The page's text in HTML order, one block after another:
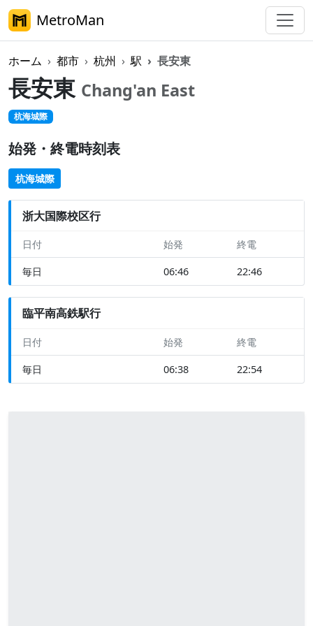
MetroMan
ホーム 都市 杭州 駅 長安東
長安東 Chang'an East
杭海城際
始発・終電時刻表
杭海城際
浙大国際校区行
日付 始発 終電
毎日 06:46 22:46
臨平南高鉄駅行
日付 始発 終電
毎日 06:38 22:54